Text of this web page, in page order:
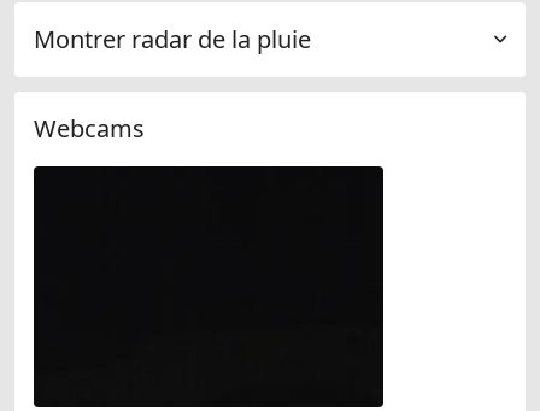
Montrer radar de la pluie
Webcams